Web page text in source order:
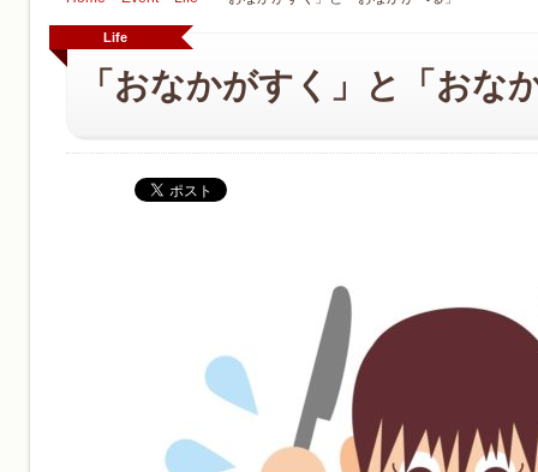
Life
「おなかがすく」と「おな